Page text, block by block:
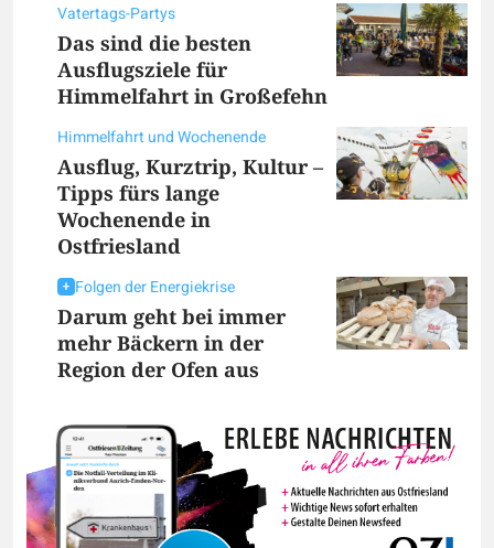
Vatertags-Partys
Das sind die besten
Ausflugsziele für
Himmelfahrt in Großefehn
Himmelfahrt und Wochenende
Ausflug, Kurztrip, Kultur –
Tipps fürs lange
Wochenende in
Ostfriesland
Folgen der Energiekrise
Darum geht bei immer
mehr Bäckern in der
Region der Ofen aus